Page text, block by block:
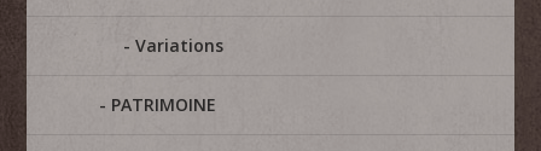
Variations
PATRIMOINE